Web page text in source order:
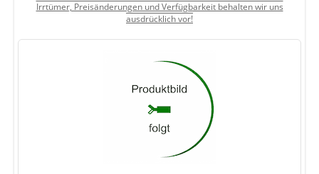
Irrtümer, Preisänderungen und Verfügbarkeit behalten wir uns
ausdrücklich vor!